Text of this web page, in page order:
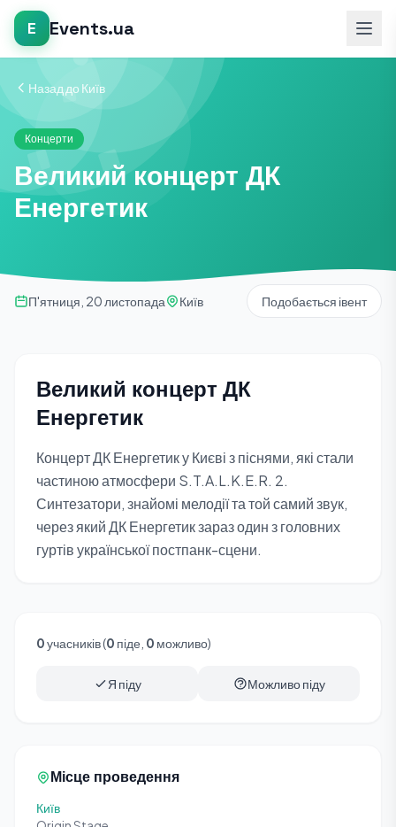
E Events.ua
Назад до Київ
Концерти
Великий концерт ДК
Енергетик
П'ятниця, 20 листопада Київ Подобається івент
Великий концерт ДК
Енергетик
Концерт ДК Енергетик у Києві з піснями, які стали
частиною атмосфери S.T.A.L.K.E.R. 2.
Синтезатори, знайомі мелодії та той самий звук,
через який ДК Енергетик зараз один з головних
гуртів української постпанк-сцени.
0учасників (0 піде, 0 можливо)
Я піду Можливо піду
Місце проведення
Київ